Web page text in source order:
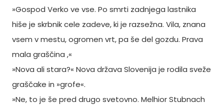
»Gospod Verko ve vse. Po smrti zadnjega lastnika
hiše je skrbnik cele zadeve, ki je razsežna. Vila, znana
vsem v mestu, ogromen vrt, pa še del gozdu. Prava
mala graščina ,«
»Nova ali stara?« Nova država Slovenija je rodila sveže
graščake in »grofe«.
»Ne, to je še pred drugo svetovno. Melhior Stubnach